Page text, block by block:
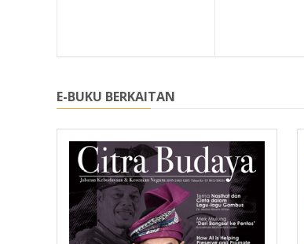
E-BUKU BERKAITAN